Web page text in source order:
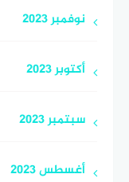
نوفمبر 2023
أكتوبر 2023
سبتمبر 2023
أغسطس 2023